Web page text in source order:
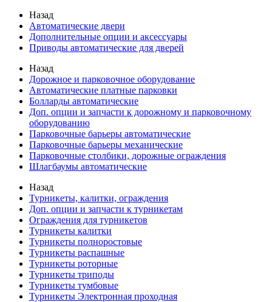
Назад
Автоматические двери
Дополнительные опции и аксессуары
Приводы автоматические для дверей
Назад
Дорожное и парковочное оборудование
Автоматические платные парковки
Болларды автоматические
Доп. опции и запчасти к дорожному и парковочному
оборудованию
Парковочные барьеры автоматические
Парковочные барьеры механические
Парковочные столбики, дорожные ограждения
Шлагбаумы автоматические
Назад
Турникеты, калитки, ограждения
Доп. опции и запчасти к турникетам
Ограждения для турникетов
Турникеты калитки
Турникеты полноростовые
Турникеты распашные
Турникеты роторные
Турникеты триподы
Турникеты тумбовые
Турникеты Электронная проходная